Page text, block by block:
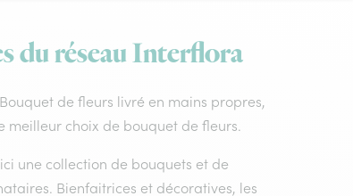
du réseau Interflora
de fleurs livré en mains propres,
meilleur choix de bouquet de fleurs.
une collection de bouquets et de
Bienfaitrices et décoratives, les